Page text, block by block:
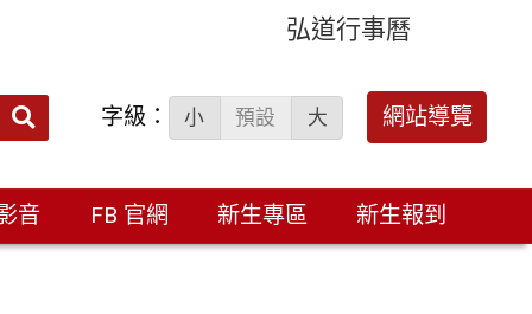
弘道行事曆
搜
字級： 小 預設 大 網站導覽
音 FB 官網 新生專區 新生報到